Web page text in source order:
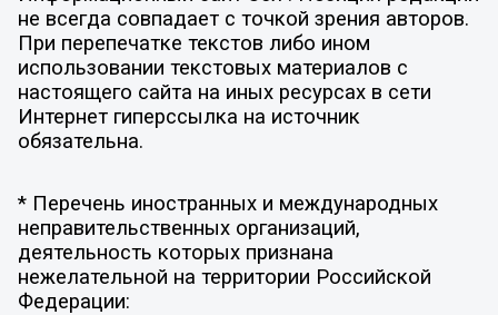
не всегда совпадает с точкой зрения авторов.
При перепечатке текстов либо ином
использовании текстовых материалов с
настоящего сайта на иных ресурсах в сети
Интернет гиперссылка на источник
обязательна.
* Перечень иностранных и международных
неправительственных организаций,
деятельность которых признана
нежелательной на территории Российской
Федерации: